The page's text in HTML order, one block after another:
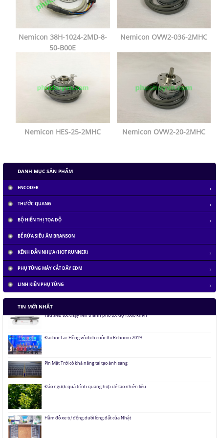
Nemicon 38H-1024-2MD-8-
50-B00E
Nemicon OVW2-036-2MHC
Nemicon HES-25-2MHC Nemicon OVW2-20-2MHC
DANH MỤC SẢN PHẨM
ENCODER
THƯỚC QUANG
BỘ HIỂN THỊ TỌA ĐỘ
BỂ RỬA SIÊU ÂM BRANSON
KÊNH DẪN NHỰA (HOT RUNNER)
PHỤ TÙNG MÁY CẮT DÂY EDM
LINH KIỆN PHỤ TÙNG
TIN MỚI NHẤTTàu siêu tốc chạy liên thành phố tốc độ 1.000 km/h